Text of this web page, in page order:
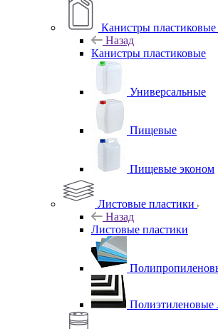
Канистры пластиковые
Назад
Канистры пластиковые
Универсальные
Пищевые
Пищевые эконом
Листовые пластики
Назад
Листовые пластики
Полиэтиленовые